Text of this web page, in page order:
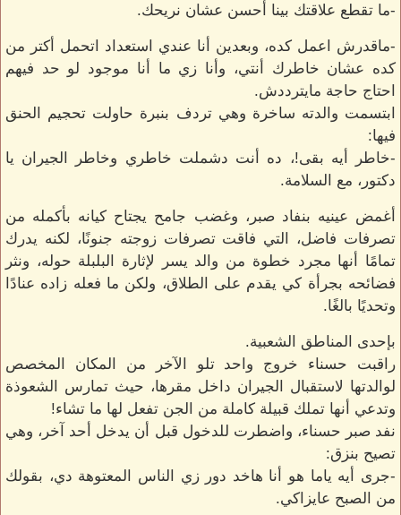
-ما تقطع علاقتك بينا أحسن عشان نريحك.
-ماقدرش اعمل كده، وبعدين أنا عندي استعداد اتحمل أكتر من
كده عشان خاطرك أنتي، وأنا زي ما أنا موجود لو حد فيهم
احتاج حاجة مايترددش.
ابتسمت والدته ساخرة وهي تردف بنبرة حاولت تحجيم الحنق
فيها:
-خاطر أيه بقى!، ده أنت دشملت خاطري وخاطر الجيران يا
دكتور، مع السلامة.
أغمض عينيه بنفاد صبر، وغضب جامح يجتاح كيانه بأكمله من
تصرفات فاضل، التي فاقت تصرفات زوجته جنونًا، لكنه يدرك
تمامًا أنها مجرد خطوة من والد يسر لإثارة البلبلة حوله، ونثر
فضائحه بجرأة كي يقدم على الطلاق، ولكن ما فعله زاده عنادًا
وتحديًا بالغًا.
بإحدى المناطق الشعبية.
راقبت حسناء خروج واحد تلو الآخر من المكان المخصص
لوالدتها لاستقبال الجيران داخل مقرها، حيث تمارس الشعوذة
وتدعي أنها تملك قبيلة كاملة من الجن تفعل لها ما تشاء!
نفد صبر حسناء، واضطرت للدخول قبل أن يدخل أحد آخر، وهي
تصيح بنزق:
-جرى أيه ياما هو أنا هاخد دور زي الناس المعتوهة دي، بقولك
من الصبح عايزاكي.